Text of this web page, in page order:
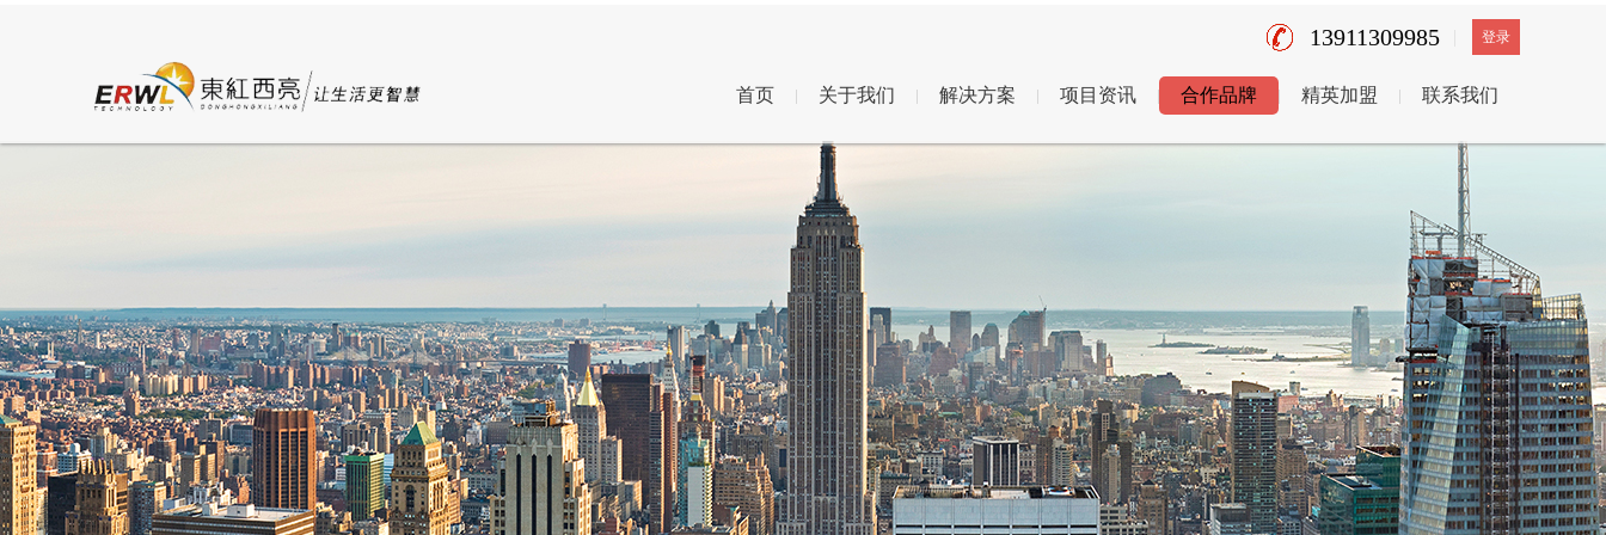
登录
13911309985
首页 关于我们 解决方案 项目资讯 合作品牌 精英加盟 联系我们